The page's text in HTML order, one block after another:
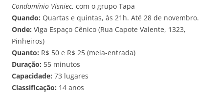
Condomínio Visniec, com o grupo Tapa
Quando: Quartas e quintas, às 21h. Até 28 de novembro.
Onde: Viga Espaço Cênico (Rua Capote Valente, 1323,
Pinheiros)
Quanto: R$ 50 e R$ 25 (meia-entrada)
Duração: 55 minutos
Capacidade: 73 lugares
Classificação: 14 anos